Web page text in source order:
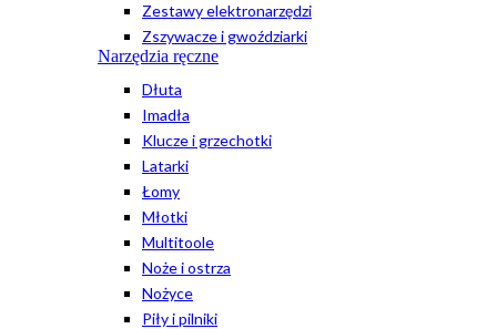
Zestawy elektronarzędzi
Zszywacze i gwoździarki
Narzędzia ręczne
Dłuta
Imadła
Klucze i grzechotki
Latarki
Łomy
Młotki
Multitoole
Noże i ostrza
Nożyce
Piły i pilniki